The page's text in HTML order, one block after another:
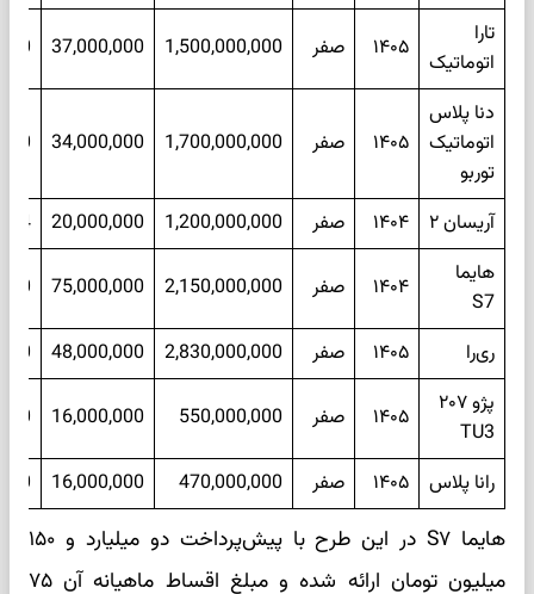
تارا
اتوماتیک
۱۴۰۵ صفر 1,500,000,000
37,000,000
60
دنا پلاس
اتوماتیک
توربو
۱۴۰۵ صفر 1,700,000,000
34,000,000
60
آریسان ۲ ۱۴۰۴ صفر 1,200,000,000
20,000,000
24
هایما
S7
۱۴۰۴ صفر 2,150,000,000
75,000,000
60
ری‌را ۱۴۰۵ صفر 2,830,000,000
48,000,000
60
پژو ۲۰۷
TU3
۱۴۰۵ صفر 550,000,000
16,000,000
60
رانا پلاس ۱۴۰۵ صفر 470,000,000
16,000,000
60
هایما S۷ در این طرح با پیش‌پرداخت دو میلیارد و ۱۵۰
میلیون تومان ارائه شده و مبلغ اقساط ماهیانه آن ۷۵